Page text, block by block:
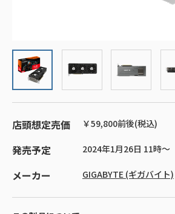
店頭想定売価 ￥59,800前後(税込)
発売予定 2024年1月26日 11時～
メーカー GIGABYTE (ギガバイト)